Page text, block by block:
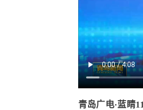
青岛广电·蓝睛